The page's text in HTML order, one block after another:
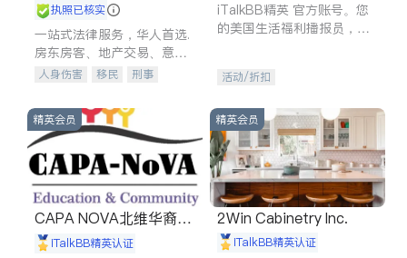
执照已核实
一站式法律服务，华人首选.
房东房客、地产交易、意外
伤害、车祸重伤、商业诉
建筑合同、刑事案件全包办
人身伤害 移民
刑事
信托/遗嘱
商业
索赔
律师-其它 保释
iTalkBB精英 官方账号。您
的美国生活福利播报员，精
专属福利。
活动/折扣
精英会员
CAPA NOVA北维华裔家
长会iTalkBB精英认证
精英会员
2Win Cabinetry Inc.
iTalkBB精英认证